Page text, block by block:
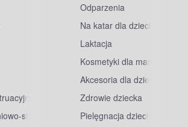
stawowe
Odparzenia
Na katar dla dzieci
Laktacja
Kosmetyki dla mam
Akcesoria dla dzieci
Zdrowie dziecka
Pielęgnacja dziecka